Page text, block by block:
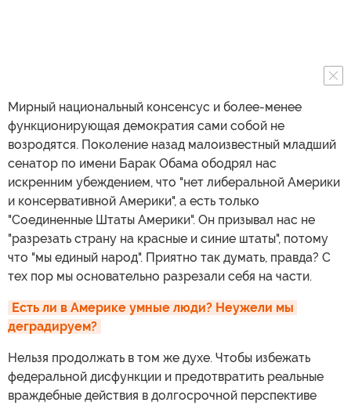
Мирный национальный консенсус и более-менее
функционирующая демократия сами собой не
возродятся. Поколение назад малоизвестный младший
сенатор по имени Барак Обама ободрял нас
искренним убеждением, что "нет либеральной Америки
и консервативной Америки", а есть только
"Соединенные Штаты Америки". Он призывал нас не
"разрезать страну на красные и синие штаты", потому
что "мы единый народ". Приятно так думать, правда? С
тех пор мы основательно разрезали себя на части.
Есть ли в Америке умные люди? Неужели мы
деградируем?
Нельзя продолжать в том же духе. Чтобы избежать
федеральной дисфункции и предотвратить реальные
враждебные действия в долгосрочной перспективе